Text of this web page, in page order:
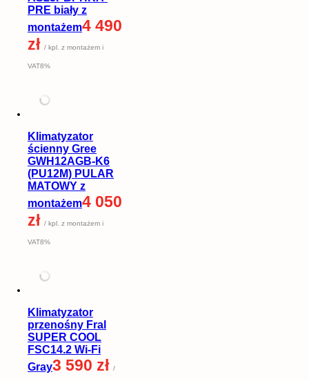
PRE biały z
montażem4 490
zł / kpl. z montażem i
VAT8%
Klimatyzator
ścienny Gree
GWH12AGB-K6
(PU12M) PULAR
MATOWY z
montażem4 050
zł / kpl. z montażem i
VAT8%
Klimatyzator
przenośny Fral
SUPER COOL
FSC14.2 Wi-Fi
Gray3 590 zł /